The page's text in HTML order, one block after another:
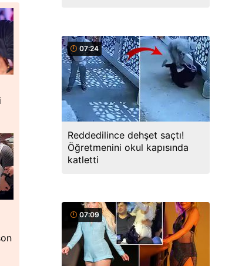
07:24
Reddedilince dehşet saçtı!
Öğretmenini okul kapısında
katletti
07:09